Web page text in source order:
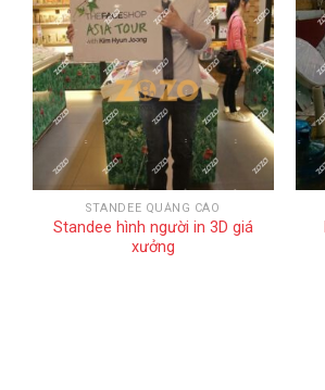
STANDEE QUẢNG CÁO
Standee hình người in 3D giá
xưởng